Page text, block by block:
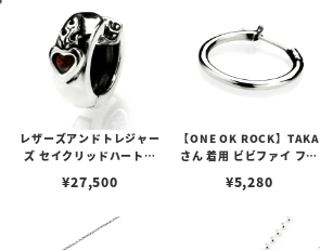
レザーズアンドトレジャー
ズ セイクリッドハートピ
¥27,500
【ONE OK ROCK】TAKA
さん 着用 ビビファイ フー
¥5,280